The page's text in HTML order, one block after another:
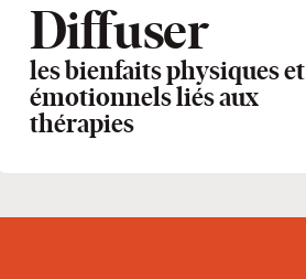
Diffuser
les bienfaits physiques et
émotionnels liés aux
thérapies